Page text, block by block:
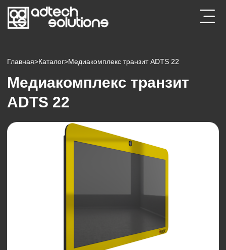
Главная>Каталог>Медиакомплекс транзит ADTS 22
Медиакомплекс транзит
ADTS 22